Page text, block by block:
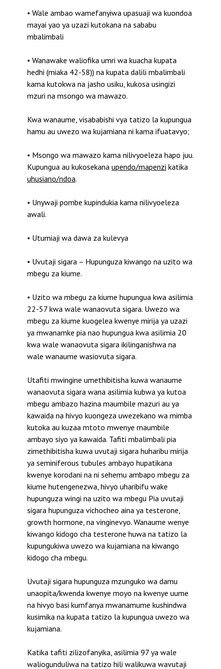
• Wale ambao wamefanyiwa upasuaji wa kuondoa
mayai yao ya uzazi kutokana na sababu
mbalimbali
• Wanawake waliofika umri wa kuacha kupata
hedhi (miaka 42-58)) na kupata dalili mbalimbali
kama kutokwa na jasho usiku, kukosa usingizi
mzuri na msongo wa mawazo.
Kwa wanaume, visababishi vya tatizo la kupungua
hamu au uwezo wa kujamiana ni kama ifuatavyo;
• Msongo wa mawazo kama nilivyoeleza hapo juu.
Kupungua au kukosekana upendo/mapenzi katika
uhusiano/ndoa.
• Unywaji pombe kupindukia kama nilivyoeleza
awali.
• Utumiaji wa dawa za kulevya
• Uvutaji sigara – Hupunguza kiwango na uzito wa
mbegu za kiume.
• Uzito wa mbegu za kiume hupungua kwa asilimia
22-57 kwa wale wanaovuta sigara. Uwezo wa
mbegu za kiume kuogelea kwenye mirija ya uzazi
ya mwanamke pia nao hupungua kwa asilimia 20
kwa wale wanaovuta sigara ikilinganishwa na
wale wanaume wasiovuta sigara.
Utafiti mwingine umethibitisha kuwa wanaume
wanaovuta sigara wana asilimia kubwa ya kutoa
mbegu ambazo hazina maumbile mazuri au ya
kawaida na hivyo kuongeza uwezekano wa mimba
kutoka au kuzaa mtoto mwenye maumbile
ambayo siyo ya kawaida. Tafiti mbalimbali pia
zimethibitisha kuwa uvutaji sigara huharibu mirija
ya seminiferous tubules ambayo hupatikana
kwenye korodani na ni sehemu ambapo mbegu za
kiume hutengenezwa, hivyo uharibifu wake
hupunguza wingi na uzito wa mbegu Pia uvutaji
sigara hupunguza vichocheo aina ya testerone,
growth hormone, na vinginevyo. Wanaume wenye
kiwango kidogo cha testerone huwa na tatizo la
kupungukiwa uwezo wa kujamiana na kiwango
kidogo cha mbegu.
Uvutaji sigara hupunguza mzunguko wa damu
unaopita/kwenda kwenye moyo na kwenye uume
na hivyo basi kumfanya mwanamume kushindwa
kusimika na kupata tatizo la kupungua uwezo wa
kujamiana.
Katika tafiti zilizofanyika, asilimia 97 ya wale
waliogunduliwa na tatizo hili walikuwa wavutaji